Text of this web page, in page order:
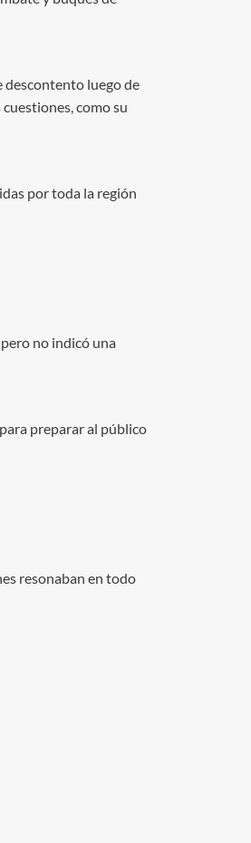
descontento luego de
como su
por toda la región
no indicó una
preparar al público
resonaban en todo